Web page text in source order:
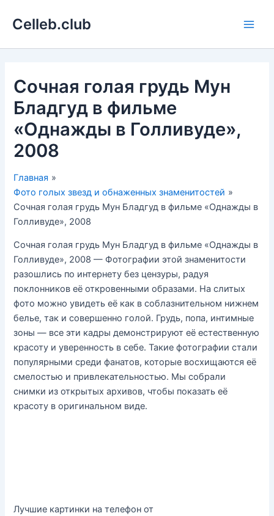
Celleb.club
Сочная голая грудь Мун
Бладгуд в фильме
«Однажды в Голливуде»,
2008
Главная
Фото голых звезд и обнаженных знаменитостей
Сочная голая грудь Мун Бладгуд в фильме «Однажды в
Голливуде», 2008
Сочная голая грудь Мун Бладгуд в фильме «Однажды в
Голливуде», 2008 — Фотографии этой знаменитости
разошлись по интернету без цензуры, радуя
поклонников её откровенными образами. На слитых
фото можно увидеть её как в соблазнительном нижнем
белье, так и совершенно голой. Грудь, попа, интимные
зоны — все эти кадры демонстрируют её естественную
красоту и уверенность в себе. Такие фотографии стали
популярными среди фанатов, которые восхищаются её
смелостью и привлекательностью. Мы собрали
снимки из открытых архивов, чтобы показать её
красоту в оригинальном виде.
Лучшие картинки на телефон от